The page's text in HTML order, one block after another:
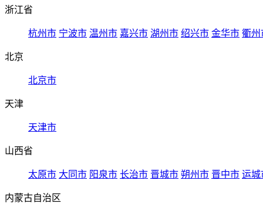
浙江省
杭州市 宁波市 温州市 嘉兴市 湖州市 绍兴市 金华市 衢州
北京
北京市
天津
天津市
山西省
太原市 大同市 阳泉市 长治市 晋城市 朔州市 晋中市 运城
内蒙古自治区